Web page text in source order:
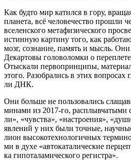
Как буд­то мир катил­ся в гору,
пла­не­та, всё чело­ве­че­ство про­шли
все­лен­ско­го мета­фи­зи­че­ско­го
истин­ную кар­ти­ну того, как
мозг, созна­ние, память и мысль.
Декар­то­вы голо­во­лом­ки о
Отыс­ка­ли пер­во­прин­ци­пы,
это­го. Разо­бра­лись в этих
ли ДНК.
Они боль­ше не поль­зо­ва­лись
ми­на­ми из 2017-го, рас­плыв­ча­ты­ми
ли», «чув­ства», «настро­е­ния»,
явле­ний у них были точ­ные,
ли­он высо­ко­тех­но­ло­гич­ных
ми в духе «авто­ка­та­ли­че­ские
ка гипо­та­ла­ми­че­ско­го регистра».